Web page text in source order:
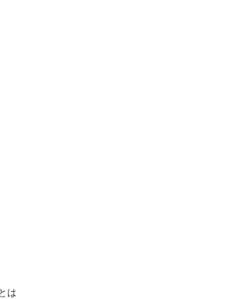
は